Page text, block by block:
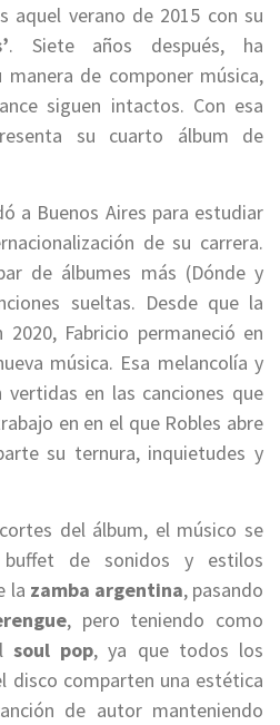
aquel verano de 2015 con su
. Siete años después, ha
manera de componer música,
siguen intactos. Con esa
su cuarto álbum de
a Buenos Aires para estudiar
de su carrera.
de álbumes más (Dónde y
sueltas. Desde que la
Fabricio permaneció en
música. Esa melancolía y
en las canciones que
en en el que Robles abre
su ternura, inquietudes y
del álbum, el músico se
de sonidos y estilos
la zamba argentina, pasando
, pero teniendo como
soul pop, ya que todos los
disco comparten una estética
de autor manteniendo